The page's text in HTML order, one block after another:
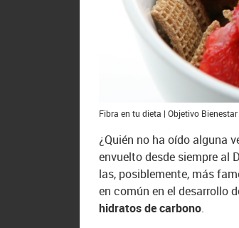
Fibra en tu dieta | Objetivo Bienestar
¿Quién no ha oído alguna
envuelto desde siempre al
las, posiblemente, más
en común en el desarrollo
hidratos de carbono.